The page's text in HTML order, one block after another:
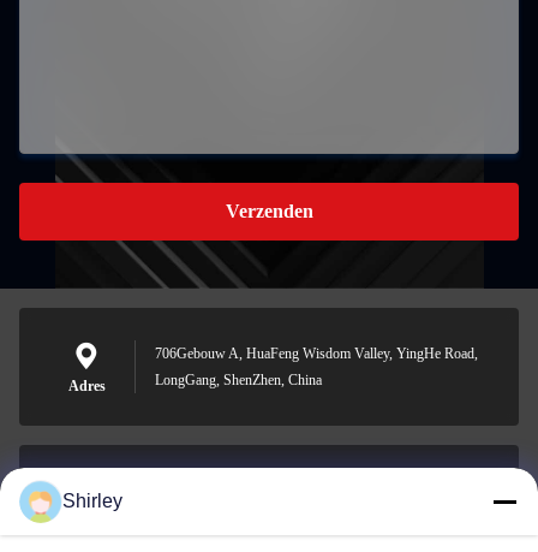
Verzenden
Adres
706Gebouw A, HuaFeng Wisdom Valley, YingHe Road,
LongGang, ShenZhen, China
Shirley